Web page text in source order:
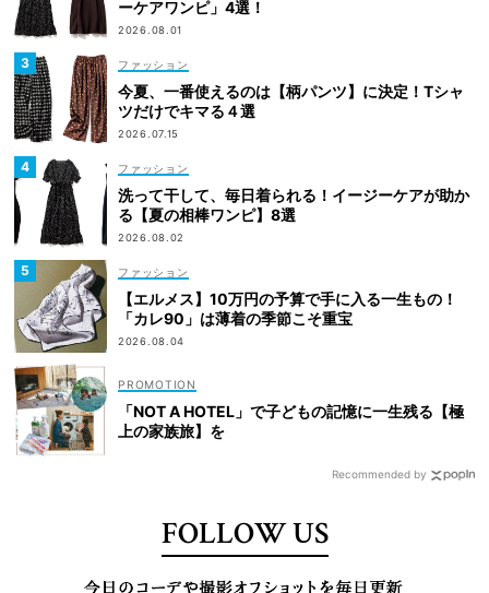
ーケアワンピ」4選！
2026.08.01
ファッション
今夏、一番使えるのは【柄パンツ】に決定！Tシャ
ツだけでキマる４選
2026.07.15
ファッション
洗って干して、毎日着られる！イージーケアが助か
る【夏の相棒ワンピ】8選
2026.08.02
ファッション
【エルメス】10万円の予算で手に入る一生もの！
「カレ90」は薄着の季節こそ重宝
2026.08.04
「NOT A HOTEL」で子どもの記憶に一生残る【極
上の家族旅】を
Recommended by
FOLLOW US